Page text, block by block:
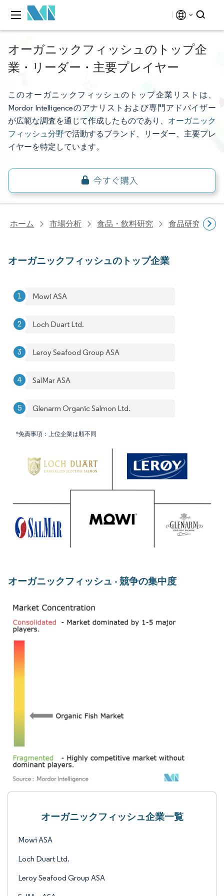
オーガニックフィッシュのトップ企
業・リーダー・主要プレイヤー
このオーガニックフィッシュのトップ企業リストは、
Mordor Intelligenceのアナリストおよび専門アドバイザー
が広範な調査を通じて作成したものであり、 オーガニック
フィッシュ分野で活動するブランド、リーダー、主要プレ
イヤーを特定しています。
ホーム 市場分析 食品・飲料研究 食品研究
オーガニックフィッシュのトップ企業
Mowi ASA
Loch Duart Ltd.
Leroy Seafood Group ASA
SalMar ASA
Glenarm Organic Salmon Ltd.
*免責事項：上位企業は順不同
オーガニックフィッシュ - 競争の集中度
オーガニックフィッシュ企業一覧
Mowi ASA
Loch Duart Ltd.
Leroy Seafood Group ASA